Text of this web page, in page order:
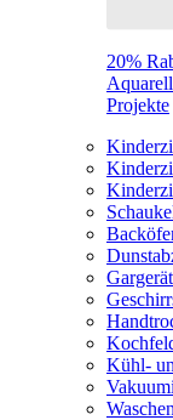
20%
Projekte
Kühl-